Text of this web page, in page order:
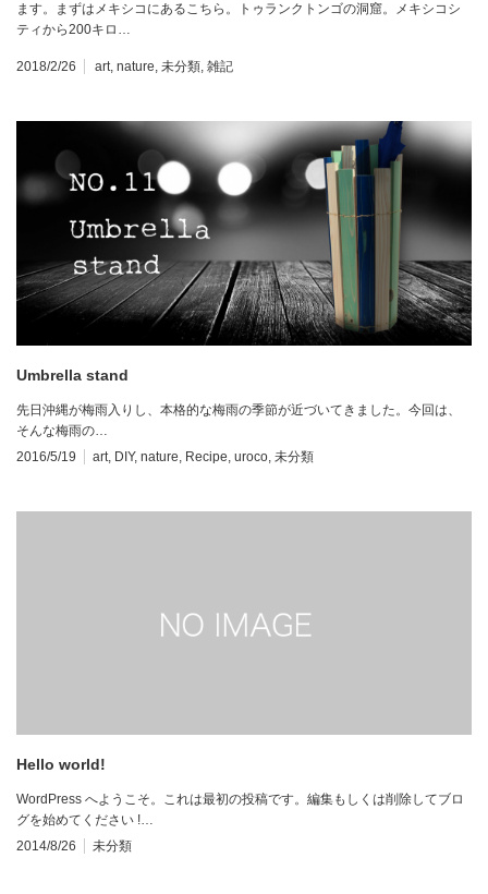
ます。まずはメキシコにあるこちら。トゥランクトンゴの洞窟。メキシコシ
ティから200キロ…
2018/2/26 art, nature, 未分類, 雑記
Umbrella stand
先日沖縄が梅雨入りし、本格的な梅雨の季節が近づいてきました。今回は、
そんな梅雨の…
2016/5/19
art DIY, nature Recipe uroco 未分類
Hello world!
WordPress へようこそ。これは最初の投稿です。編集もしくは削除してブロ
グを始めてください !…
2014/8/26
未分類